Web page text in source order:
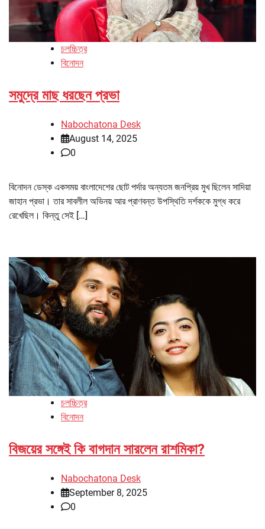
চলচ্চিত্র
বিনোদন
সমুদ্রে মাছ ধরছেন প্রভা
Nabochatona Desk
August 14, 2025
0
বিনোদন ডেস্ক একসময় বাংলাদেশের ছোট পর্দার অন্যতম জনপ্রিয় মুখ ছিলেন সাদিয়া
জাহান প্রভা। তার সাবলীল অভিনয় আর প্রাণবন্ত উপস্থিতি দর্শককে মুগ্ধ করে
রেখেছিল। কিন্তু সেই […]
চলচ্চিত্র
বিনোদন
বিজয়ের সঙ্গেই কি বাগদান সারলেন রাশমিকা?
Nabochatona Desk
September 8, 2025
0